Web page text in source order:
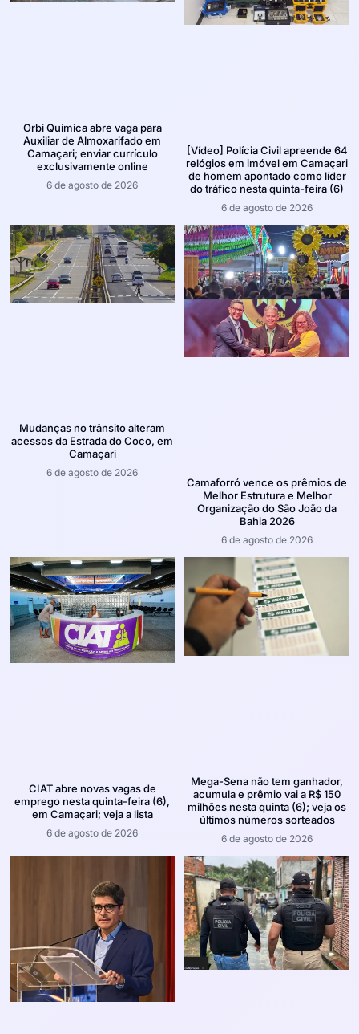
Orbi Química abre vaga para
Auxiliar de Almoxarifado em
Camaçari; enviar currículo
exclusivamente online
6 de agosto de 2026
[Vídeo] Polícia Civil apreende 64
relógios em imóvel em Camaçari
de homem apontado como líder
do tráfico nesta quinta-feira (6)
6 de agosto de 2026
Mudanças no trânsito alteram
acessos da Estrada do Coco, em
Camaçari
6 de agosto de 2026
Camaforró vence os prêmios de
Melhor Estrutura e Melhor
Organização do São João da
Bahia 2026
6 de agosto de 2026
CIAT abre novas vagas de
emprego nesta quinta-feira (6),
em Camaçari; veja a lista
6 de agosto de 2026
Mega-Sena não tem ganhador,
acumula e prêmio vai a R$ 150
milhões nesta quinta (6); veja os
últimos números sorteados
6 de agosto de 2026